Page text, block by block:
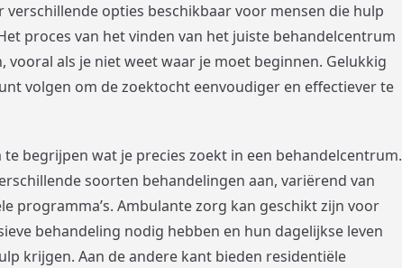
verschillende opties beschikbaar voor mensen die hulp
proces van het vinden van het juiste behandelcentrum
vooral als je niet weet waar je moet beginnen. Gelukkig
volgen om de zoektocht eenvoudiger en effectiever te
begrijpen wat je precies zoekt in een behandelcentrum.
soorten behandelingen aan, variërend van
programma’s. Ambulante zorg kan geschikt zijn voor
behandeling nodig hebben en hun dagelijkse leven
krijgen. Aan de andere kant bieden residentiële